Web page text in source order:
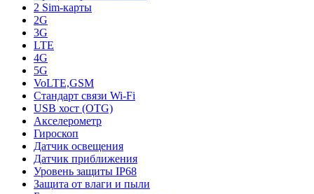
2 Sim-карты
2G
3G
LTE
4G
5G
VoLTE,GSM
Стандарт связи Wi-Fi
USB хост (OTG)
Акселерометр
Гироскоп
Датчик освещения
Датчик приближения
Уровень защиты IP68
Защита от влаги и пыли